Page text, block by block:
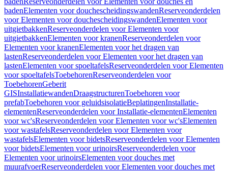
badenElementen voor douchescheidingswandenReserveonderdelen
voor Elementen voor douchescheidingswandenElementen voor
uitgietbakkenReserveonderdelen voor Elementen voor
uitgietbakkenElementen voor kranenReserveonderdelen voor
Elementen voor kranenElementen voor het dragen van
lastenReserveonderdelen voor Elementen voor het dragen van
lastenElementen voor spoeltafelsReserveonderdelen voor Elementen
voor spoeltafelsToebehorenReserveonderdelen voor
ToebehorenGeberit
GISInstallatiewandenDraagstructurenToebehoren voor
prefabToebehoren voor geluidsisolatieBeplatingenInstallatie-
elementenReserveonderdelen voor Installatie-elementenElementen
voor wc'sReserveonderdelen voor Elementen voor wc'sElementen
voor wastafelsReserveonderdelen voor Elementen voor
wastafelsElementen voor bidetsReserveonderdelen voor Elementen
voor bidetsElementen voor urinoirsReserveonderdelen voor
Elementen voor urinoirsElementen voor douches met
muurafvoerReserveonderdelen voor Elementen voor douches met